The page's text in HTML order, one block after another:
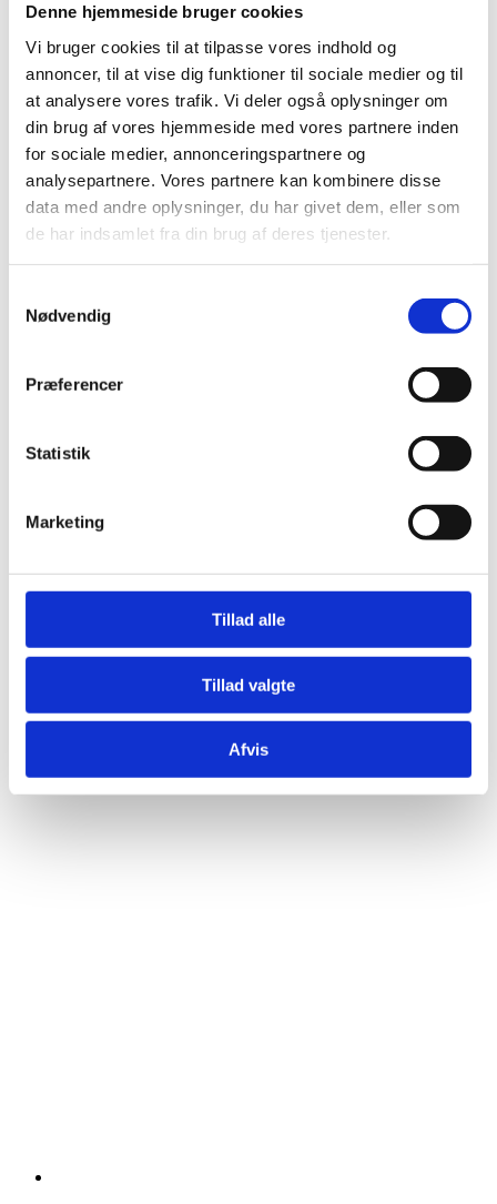
Denne hjemmeside bruger cookies
Vi bruger cookies til at tilpasse vores indhold og
annoncer, til at vise dig funktioner til sociale medier og til
at analysere vores trafik. Vi deler også oplysninger om
din brug af vores hjemmeside med vores partnere inden
for sociale medier, annonceringspartnere og
analysepartnere. Vores partnere kan kombinere disse
data med andre oplysninger, du har givet dem, eller som
de har indsamlet fra din brug af deres tjenester.
Nødvendig
Præferencer
Statistik
Marketing
Tillad alle
Tillad valgte
Afvis